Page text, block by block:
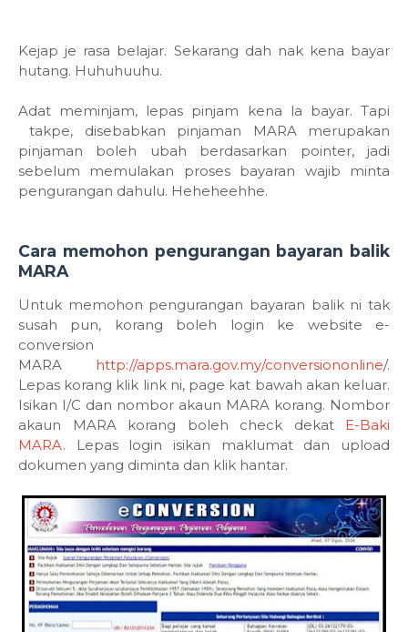
Kejap je rasa belajar. Sekarang dah nak kena bayar
hutang. Huhuhuuhu.
Adat meminjam, lepas pinjam kena la bayar. Tapi
takpe, disebabkan pinjaman MARA merupakan
pinjaman boleh ubah berdasarkan pointer, jadi
sebelum memulakan proses bayaran wajib minta
pengurangan dahulu. Heheheehhe.
Cara memohon pengurangan bayaran balik
MARA
Untuk memohon pengurangan bayaran balik ni tak
susah pun, korang boleh login ke website e-
conversion
MARA http://apps.mara.gov.my/conversiononline/.
Lepas korang klik link ni, page kat bawah akan keluar.
Isikan I/C dan nombor akaun MARA korang. Nombor
akaun MARA korang boleh check dekat E-Baki
MARA. Lepas login isikan maklumat dan upload
dokumen yang diminta dan klik hantar.